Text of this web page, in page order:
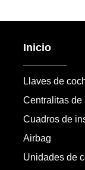
Inicio
Llaves de
Centralitas de
Cuadros de
Airbag
Unidades de